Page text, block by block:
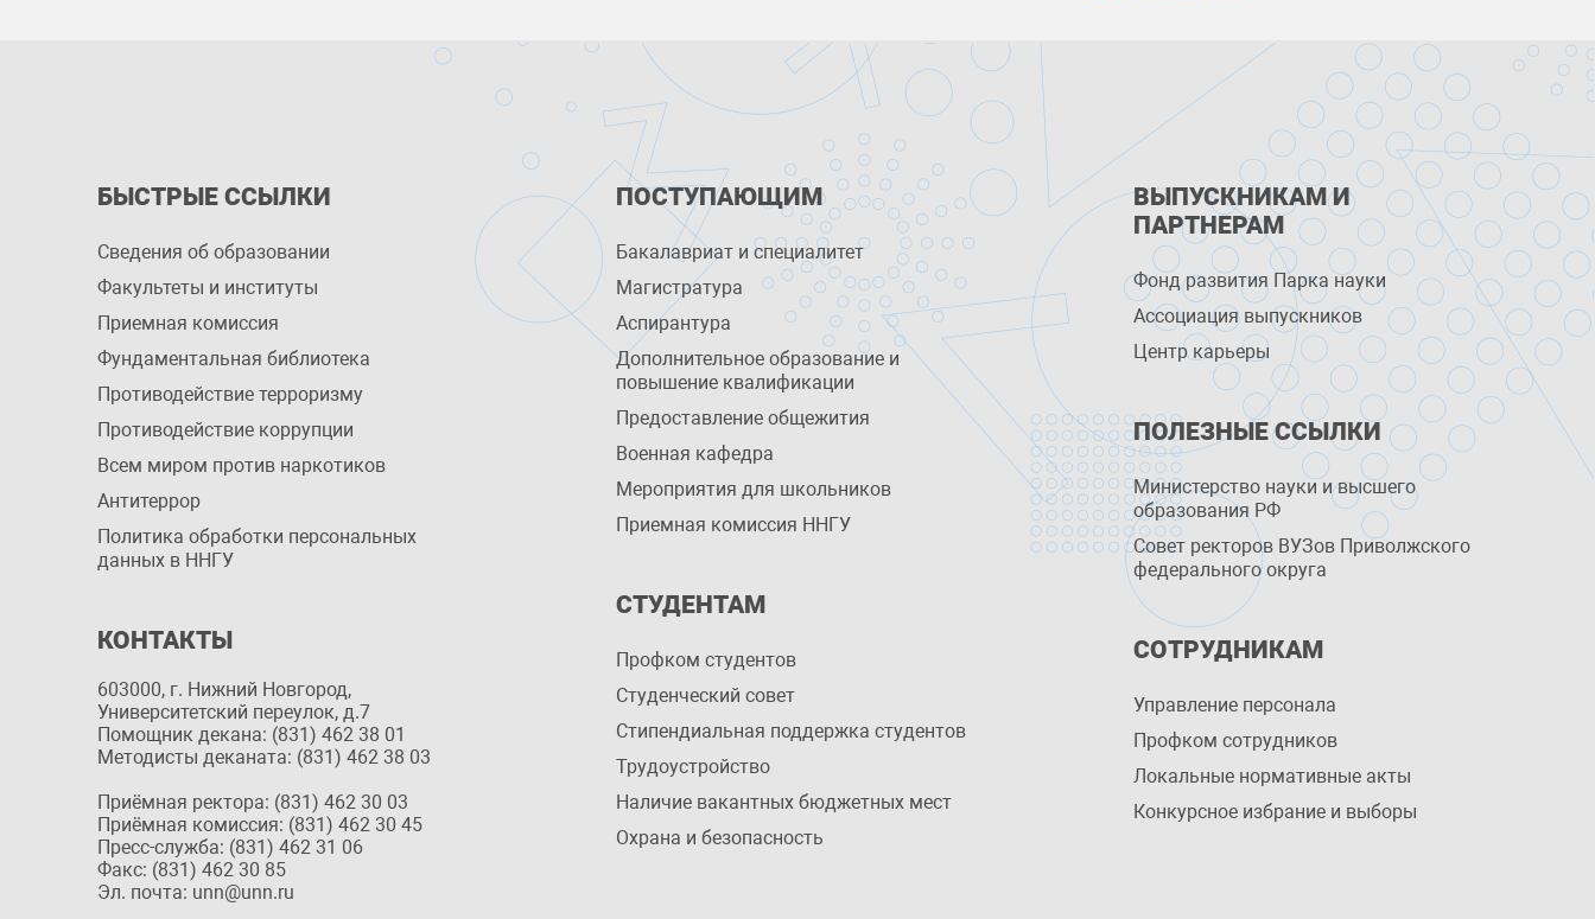
БЫСТРЫЕ ССЫЛКИ
Сведения об образовании
Факультеты и институты
Приемная комиссия
Фундаментальная библиотека
Противодействие терроризму
Противодействие коррупции
Всем миром против наркотиков
Антитеррор
Политика обработки персональных
данных в ННГУ
КОНТАКТЫ
603000, г. Нижний Новгород,
Университетский переулок, д.7
Помощник декана: (831) 462 38 01
Методисты деканата: (831) 462 38 03
Приёмная ректора: (831) 462 30 03
Приёмная комиссия: (831) 462 30 45
Пресс-служба: (831) 462 31 06
Факс: (831) 462 30 85
Эл. почта: unn@unn.ru
ПОСТУПАЮЩИМ
Бакалавриат и специалитет
Магистратура
Аспирантура
Дополнительное образование и
повышение квалификации
Предоставление общежития
Военная кафедра
Мероприятия для школьников
Приемная комиссия ННГУ
СТУДЕНТАМ
Профком студентов
Студенческий совет
Стипендиальная поддержка студентов
Трудоустройство
Наличие вакантных бюджетных мест
Охрана и безопасность
ВЫПУСКНИКАМ И
ПАРТНЕРАМ
Фонд развития Парка науки
Ассоциация выпускников
Центр карьеры
ПОЛЕЗНЫЕ ССЫЛКИ
Министерство науки и высшего
образования РФ
Совет ректоров ВУЗов Приволжского
федерального округа
СОТРУДНИКАМ
Управление персоналa
Профком сотрудников
Локальные нормативные акты
Конкурсное избрание и выборы